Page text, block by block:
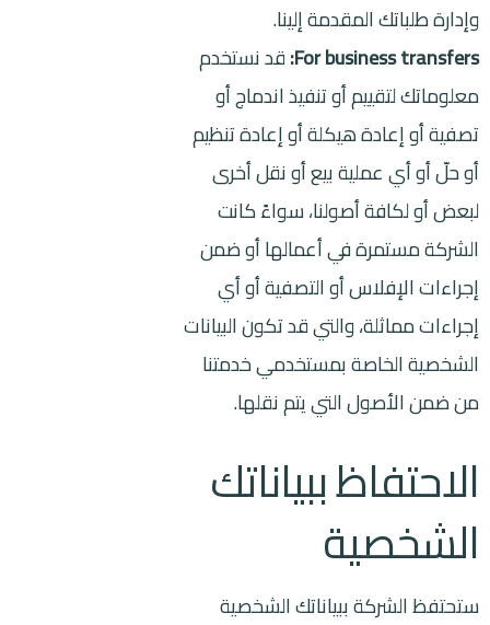
وإدارة طلباتك المقدمة إلينا.
For business transfers: قد نستخدم
معلوماتك لتقييم أو تنفيذ اندماج أو
تصفية أو إعادة هيكلة أو إعادة تنظيم
أو حلّ أو أي عملية بيع أو نقل أخرى
لبعض أو لكافة أصولنا، سواءً كانت
الشركة مستمرة في أعمالها أو ضمن
إجراءات الإفلاس أو التصفية أو أي
إجراءات مماثلة، والتي قد تكون البيانات
الشخصية الخاصة بمستخدمي خدمتنا
من ضمن الأصول التي يتم نقلها.
الاحتفاظ ببياناتك
الشخصية
ستحتفظ الشركة ببياناتك الشخصية